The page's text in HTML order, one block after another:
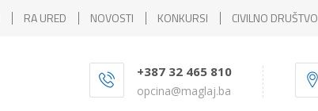
RA URED NOVOSTI KONKURSI CIVILNO DRUŠTVO
+387 32 465 810
opcina@maglaj.ba